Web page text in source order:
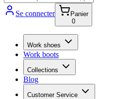
Se connecter
Panier
0
Work shoes
Work boots
Collections
Blog
Customer Service